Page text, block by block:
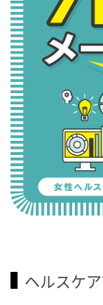
ヘルスケ